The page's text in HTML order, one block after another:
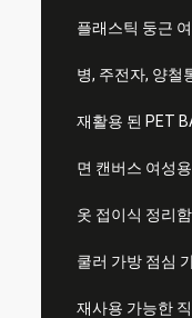
플래스틱 둥근
병, 주전자, 양철
재활용 된 PET
면 캔버스 여성
옷 접이식 정리함
쿨러 가방 점심
재사용 가능한